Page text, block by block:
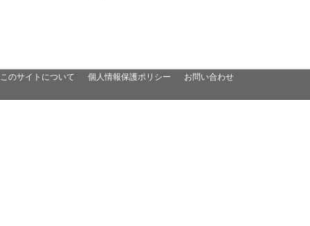
このサイトについて 個人情報保護ポリシー お問い合わせ